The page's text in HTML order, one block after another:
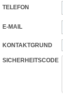
TELEFON
E-MAIL
KONTAKTGRUND
SICHERHEITSCODE